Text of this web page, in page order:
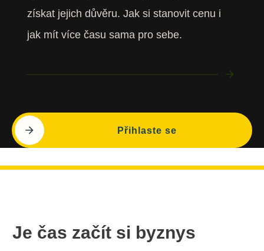
získat jejich důvěru. Jak si stanovit cenu i
jak mít více času sama pro sebe.
Přihlaste se
Je čas začít si byznys